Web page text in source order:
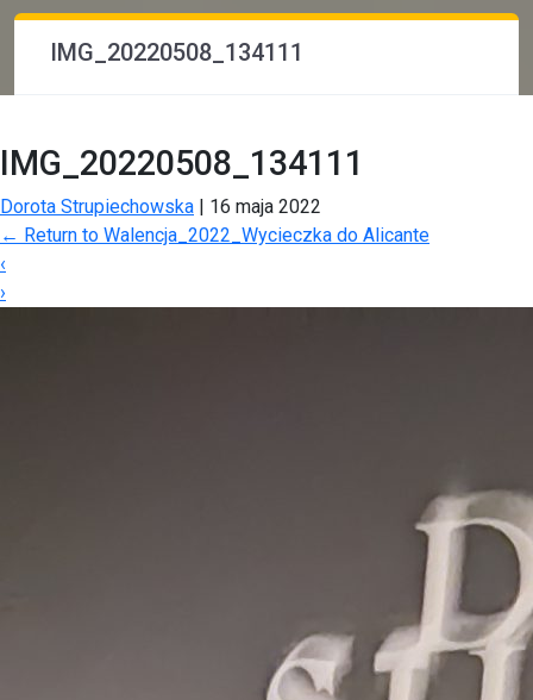
IMG_20220508_134111
IMG_20220508_134111
Dorota Strupiechowska | 16 maja 2022
← Return to Walencja_2022_Wycieczka do Alicante
‹
›